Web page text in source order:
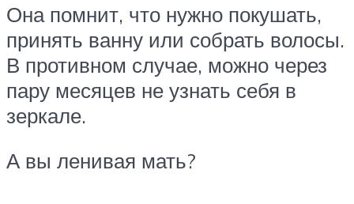
Она помнит, что нужно покушать,
принять ванну или собрать волосы.
В противном случае, можно через
пару месяцев не узнать себя в
зеркале.
А вы ленивая мать?